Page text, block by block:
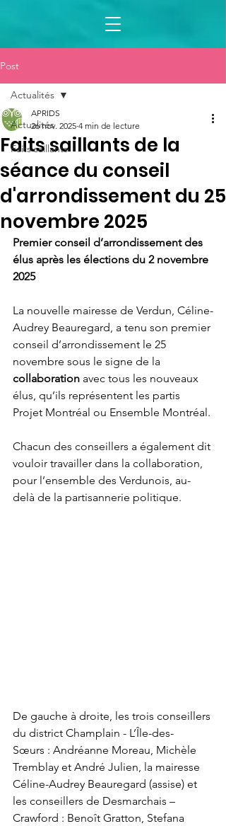
Post
Actualités
Faits saillants
Actualités
Faits saillants de la
séance du conseil
d'arrondissement du 25
novembre 2025
APRIDS
26 nov. 2025 4 min de lecture
Premier conseil d’arrondissement des
élus après les élections du 2 novembre
2025
La nouvelle mairesse de Verdun, Céline-
Audrey Beauregard, a tenu son premier
conseil d’arrondissement le 25
novembre sous le signe de la
collaboration avec tous les nouveaux
élus, qu’ils représentent les partis
Projet Montréal ou Ensemble Montréal.
Chacun des conseillers a également dit
vouloir travailler dans la collaboration,
pour l’ensemble des Verdunois, au-
delà de la partisannerie politique.
De gauche à droite, les trois conseillers
du district Champlain - L’Île-des-
Sœurs : Andréanne Moreau, Michèle
Tremblay et André Julien, la mairesse
Céline-Audrey Beauregard (assise) et
les conseillers de Desmarchais –
Crawford : Benoît Gratton, Stefana